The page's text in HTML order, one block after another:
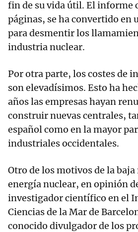
fin de su vida útil. El informe
páginas, se ha convertido en
para desmentir los
industria nuclear.
Por otra parte, los costes de
son elevadísimos. Esto ha
años las empresas hayan
construir nuevas centrales,
español como en la mayor
industriales occidentales.
Otro de los motivos de la
energía nuclear, en opinión
investigador científico en el
Ciencias de la Mar de
conocido divulgador de los